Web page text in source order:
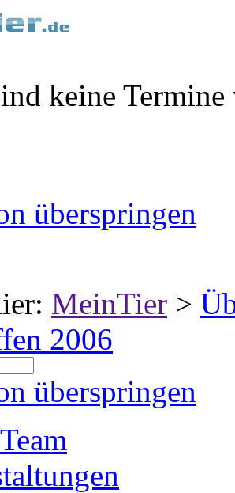
keine Termine
überspringen
MeinTier >
2006
überspringen